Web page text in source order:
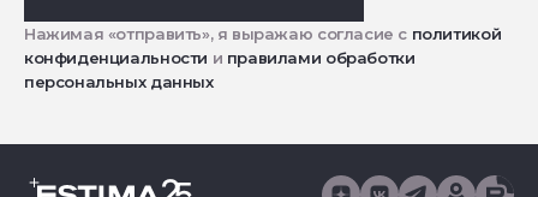
Нажимая «отправить», я выражаю согласие с политикой
конфиденциальности и правилами обработки
персональных данных